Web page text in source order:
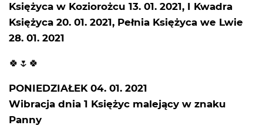
Księżyca w Koziorożcu 13. 01. 2021, I Kwadra
Księżyca 20. 01. 2021, Pełnia Księżyca we Lwie
28. 01. 2021
🍀🌷🍀
PONIEDZIAŁEK 04. 01. 2021
Wibracja dnia 1 Księżyc malejący w znaku
Panny